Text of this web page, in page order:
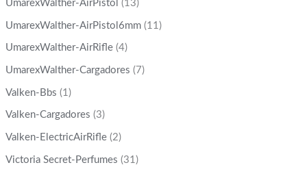
UmarexWalther-AirPistol (13)
UmarexWalther-AirPistol6mm (11)
UmarexWalther-AirRifle (4)
UmarexWalther-Cargadores (7)
Valken-Bbs (1)
Valken-Cargadores (3)
Valken-ElectricAirRifle (2)
Victoria Secret-Perfumes (31)